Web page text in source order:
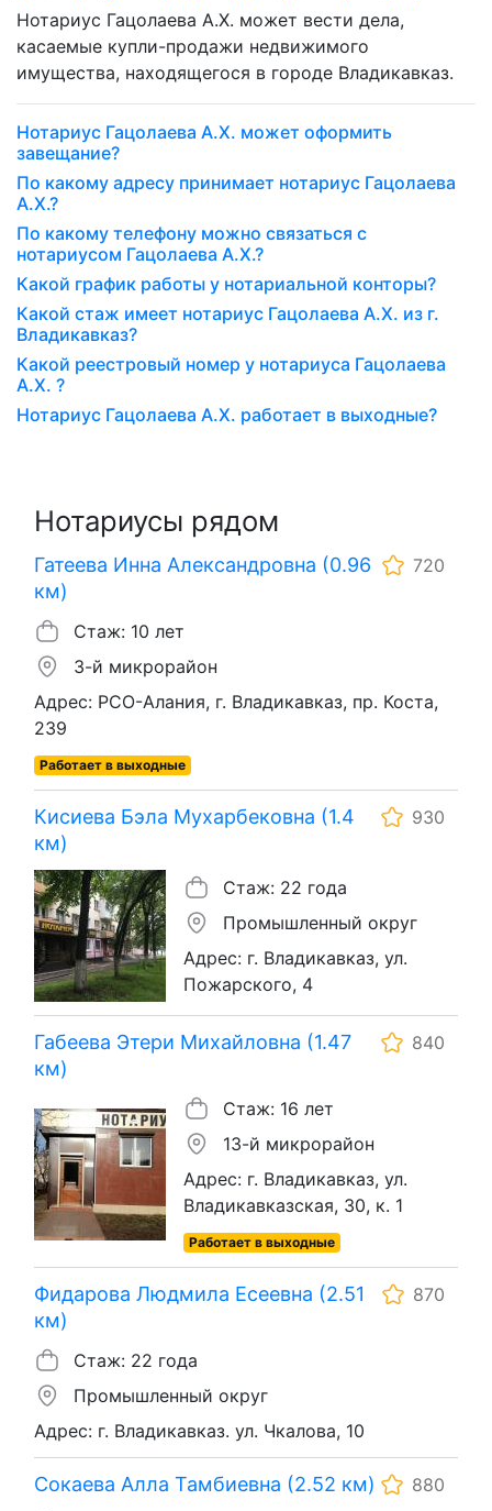
Нотариус Гацолаева А.Х. может вести дела,
касаемые купли-продажи недвижимого
имущества, находящегося в городе Владикавказ.
Нотариус Гацолаева А.Х. может оформить
завещание?
По какому адресу принимает нотариус Гацолаева
А.Х.?
По какому телефону можно связаться с
нотариусом Гацолаева А.Х.?
Какой график работы у нотариальной конторы?
Какой стаж имеет нотариус Гацолаева А.Х. из г.
Владикавказ?
Какой реестровый номер у нотариуса Гацолаева
А.Х. ?
Нотариус Гацолаева А.Х. работает в выходные?
Нотариусы рядом
Гатеева Инна Александровна (0.96
км)
720
Стаж: 10 лет
3-й микрорайон
Адрес: РСО-Алания, г. Владикавказ, пр. Коста,
239
Работает в выходные
Кисиева Бэла Мухарбековна (1.4
км)
930
Стаж: 22 года
Промышленный округ
Адрес: г. Владикавказ, ул.
Пожарского, 4
Габеева Этери Михайловна (1.47
км)
840
Стаж: 16 лет
13-й микрорайон
Адрес: г. Владикавказ, ул.
Владикавказская, 30, к. 1
Работает в выходные
Фидарова Людмила Есеевна (2.51
км)
870
Стаж: 22 года
Промышленный округ
Адрес: г. Владикавказ. ул. Чкалова, 10
Сокаева Алла Тамбиевна (2.52 км)
880